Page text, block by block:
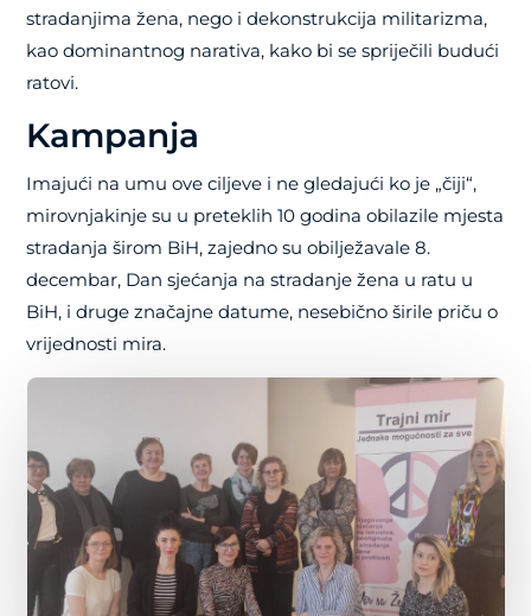
stradanjima žena, nego i dekonstrukcija militarizma,
kao dominantnog narativa, kako bi se spriječili budući
ratovi.
Kampanja
Imajući na umu ove ciljeve i ne gledajući ko je „čiji“,
mirovnjakinje su u preteklih 10 godina obilazile mjesta
stradanja širom BiH, zajedno su obilježavale 8.
decembar, Dan sjećanja na stradanje žena u ratu u
BiH, i druge značajne datume, nesebično širile priču o
vrijednosti mira.